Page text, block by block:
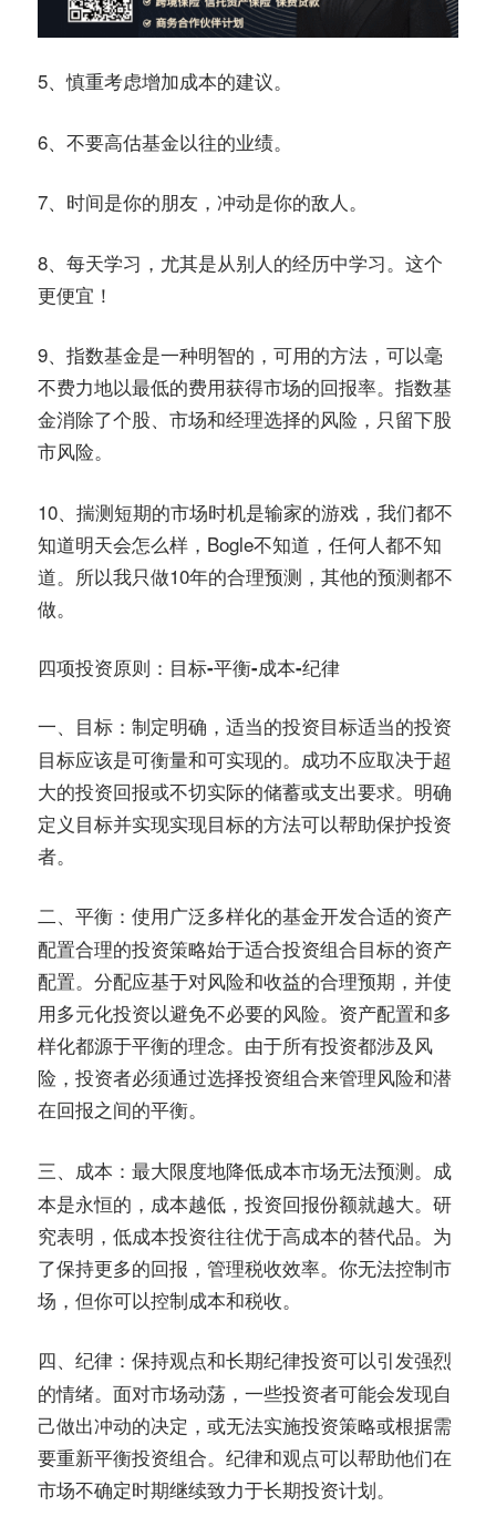
5、慎重考虑增加成本的建议。
6、不要高估基金以往的业绩。
7、时间是你的朋友，冲动是你的敌人。
8、每天学习，尤其是从别人的经历中学习。这个
更便宜！
9、指数基金是一种明智的，可用的方法，可以毫
不费力地以最低的费用获得市场的回报率。指数基
金消除了个股、市场和经理选择的风险，只留下股
市风险。
10、揣测短期的市场时机是输家的游戏，我们都不
知道明天会怎么样，Bogle不知道，任何人都不知
道。所以我只做10年的合理预测，其他的预测都不
做。
四项投资原则：目标-平衡-成本-纪律
一、目标： 制定明确，适当的投资目标适当的投资
目标应该是可衡量和可实现的。成功不应取决于超
大的投资回报或不切实际的储蓄或支出要求。明确
定义目标并实现实现目标的方法可以帮助保护投资
者。
二、平衡： 使用广泛多样化的基金开发合适的资产
配置合理的投资策略始于适合投资组合目标的资产
配置。分配应基于对风险和收益的合理预期，并使
用多元化投资以避免不必要的风险。资产配置和多
样化都源于平衡的理念。由于所有投资都涉及风
险，投资者必须通过选择投资组合来管理风险和潜
在回报之间的平衡。
三、成本： 最大限度地降低成本市场无法预测。成
本是永恒的，成本越低，投资回报份额就越大。研
究表明，低成本投资往往优于高成本的替代品。为
了保持更多的回报，管理税收效率。你无法控制市
场，但你可以控制成本和税收。
四、纪律： 保持观点和长期纪律投资可以引发强烈
的情绪。面对市场动荡，一些投资者可能会发现自
己做出冲动的决定，或无法实施投资策略或根据需
要重新平衡投资组合。纪律和观点可以帮助他们在
市场不确定时期继续致力于长期投资计划。